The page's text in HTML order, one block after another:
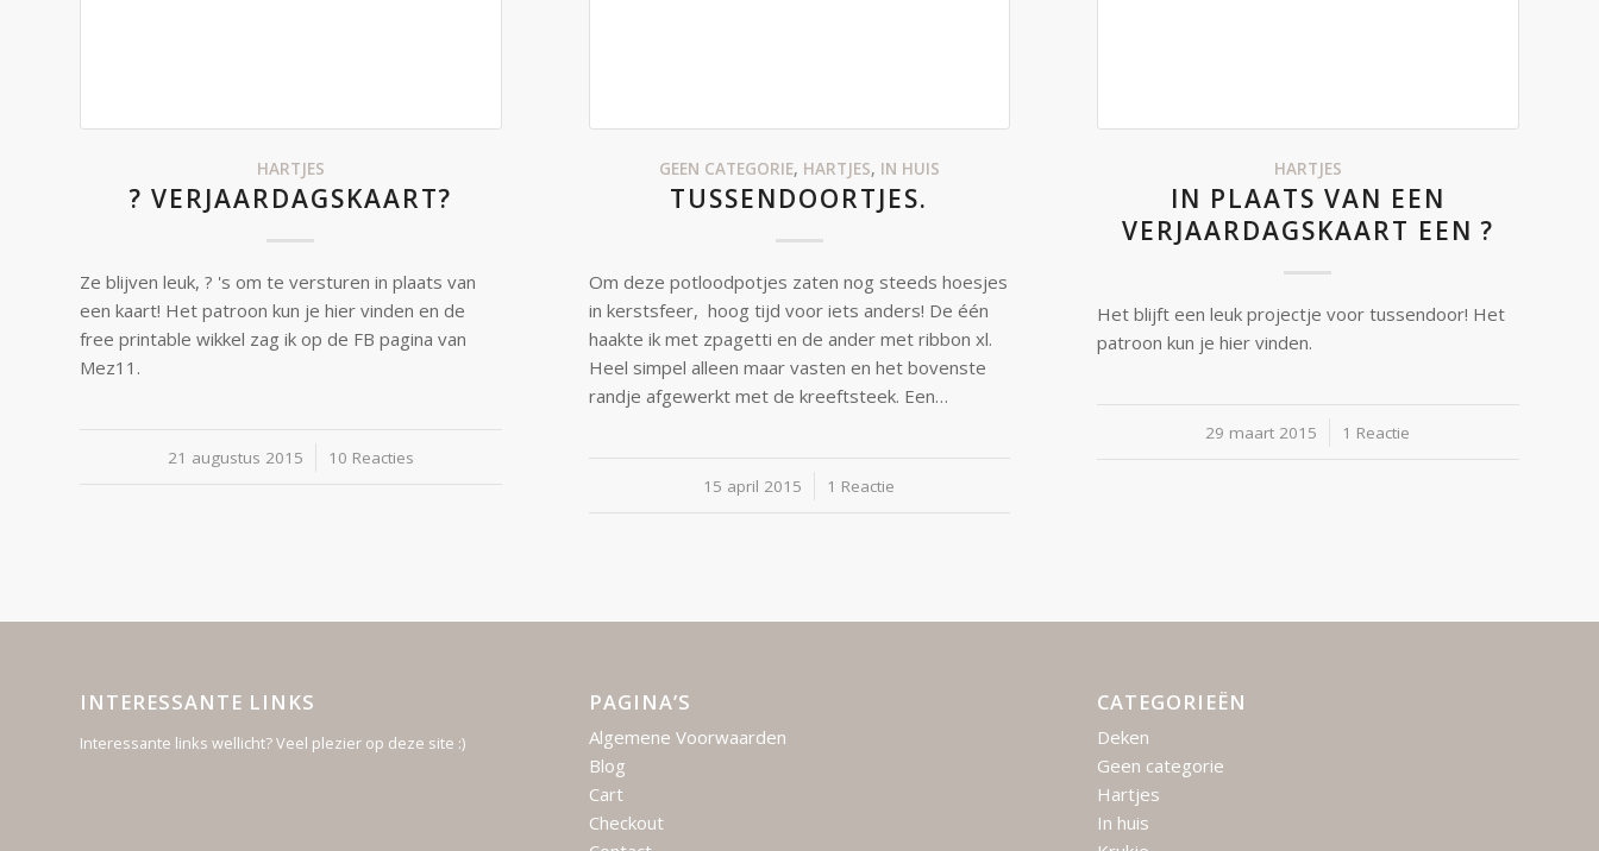
HARTJES
? VERJAARDAGSKAART?
Ze blijven leuk, ? 's om te versturen in plaats van
een kaart! Het patroon kun je hier vinden en de
free printable wikkel zag ik op de FB pagina van
Mez11.
21 augustus 2015
/ 10 Reacties
GEEN CATEGORIE, HARTJES, IN HUIS
TUSSENDOORTJES.
Om deze potloodpotjes zaten nog steeds hoesjes
in kerstsfeer, hoog tijd voor iets anders! De één
haakte ik met zpagetti en de ander met ribbon xl.
Heel simpel alleen maar vasten en het bovenste
randje afgewerkt met de kreeftsteek. Een…
15 april 2015
/ 1 Reactie
HARTJES
IN PLAATS VAN EEN
VERJAARDAGSKAART EEN ?
Het blijft een leuk projectje voor tussendoor! Het
patroon kun je hier vinden.
29 maart 2015
/ 1 Reactie
INTERESSANTE LINKS
Interessante links wellicht? Veel plezier op deze site :)
PAGINA’S
Algemene Voorwaarden
Blog
Cart
Checkout
CATEGORIEËN
Deken
Geen categorie
Hartjes
In huis